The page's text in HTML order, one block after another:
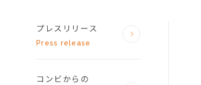
プレスリリース
Press release
コンビからの